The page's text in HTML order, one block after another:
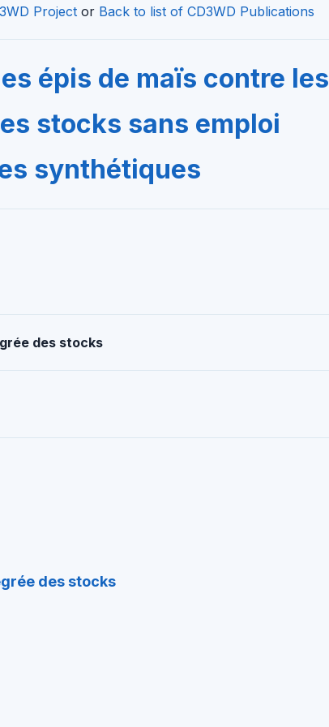
Project or Back to list of CD3WD Publications
épis de maïs contre les
stocks sans emploi
synthétiques
des stocks
des stocks